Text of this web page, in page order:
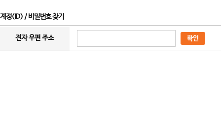
계정(ID) / 비밀번호 찾기
전자 우편 주소 확인